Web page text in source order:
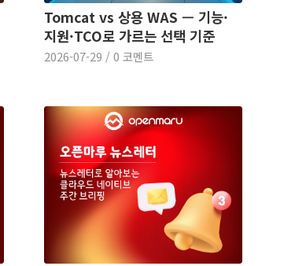
Tomcat vs 상용 WAS — 기능·
지원·TCO로 가르는 선택 기준
2026-07-29 / 0 코멘트